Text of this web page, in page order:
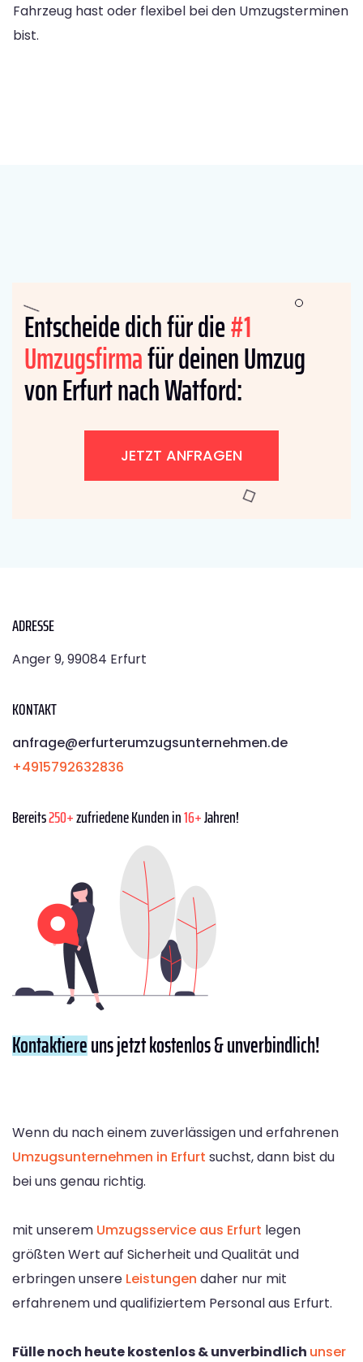
Fahrzeug hast oder flexibel bei den Umzugsterminen
bist.
Entscheide dich für die#1
Umzugsfirmafür deinen Umzug
von Erfurt nach Watford:
JETZT ANFRAGEN
ADRESSE
Anger 9, 99084 Erfurt
KONTAKT
anfrage@erfurterumzugsunternehmen.de
+4915792632836
Bereits250+zufriedene Kunden in16+Jahren!
Kontaktiereuns jetzt kostenlos & unverbindlich!
Wenn du nach einem zuverlässigen und erfahrenen
Umzugsunternehmen in Erfurt suchst, dann bist du
bei uns genau richtig.
mit unserem Umzugsservice aus Erfurt legen
größten Wert auf Sicherheit und Qualität und
erbringen unsere Leistungen daher nur mit
erfahrenem und qualifiziertem Personal aus Erfurt.
Fülle noch heute kostenlos & unverbindlich unser